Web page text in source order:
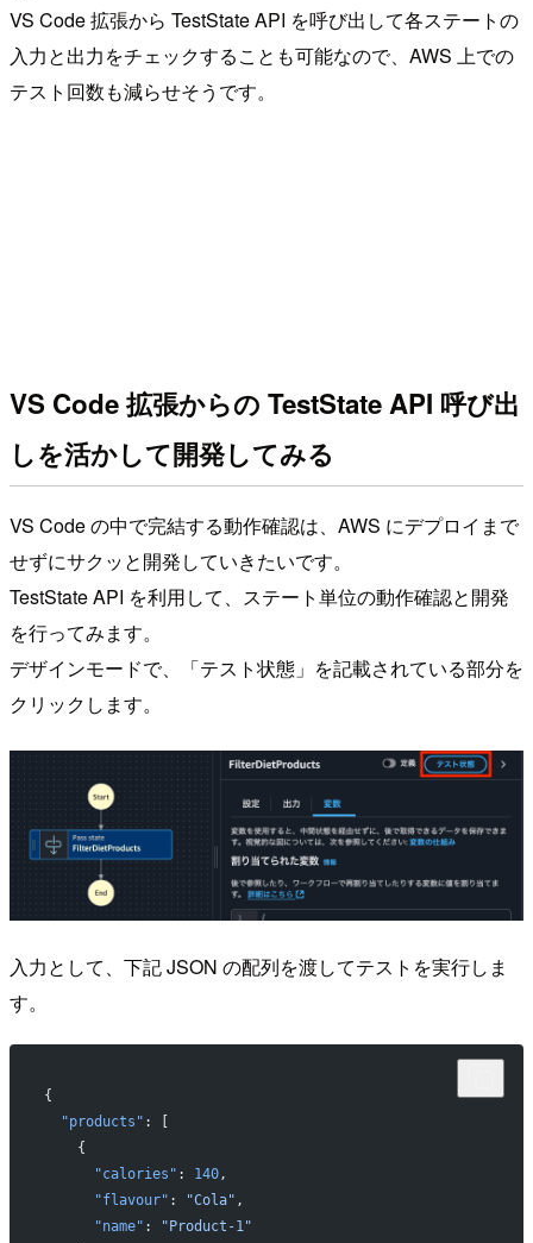
VS Code 拡張から TestState API を呼び出して各ステートの
入力と出力をチェックすることも可能なので、AWS 上での
テスト回数も減らせそうです。
VS Code 拡張からの TestState API 呼び出
しを活かして開発してみる
VS Code の中で完結する動作確認は、AWS にデプロイまで
せずにサクッと開発していきたいです。
TestState API を利用して、ステート単位の動作確認と開発
を行ってみます。
デザインモードで、「テスト状態」を記載されている部分を
クリックします。
入力として、下記 JSON の配列を渡してテストを実行しま
す。
{
  "products"
: [
    {
      "calories"
: 140,
      "flavour"
: "Cola" ,
      "name"
:
"Product-1"